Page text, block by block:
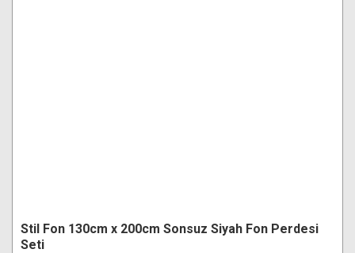
Stil Fon 130cm x 200cm Sonsuz Siyah Fon Perdesi
Seti